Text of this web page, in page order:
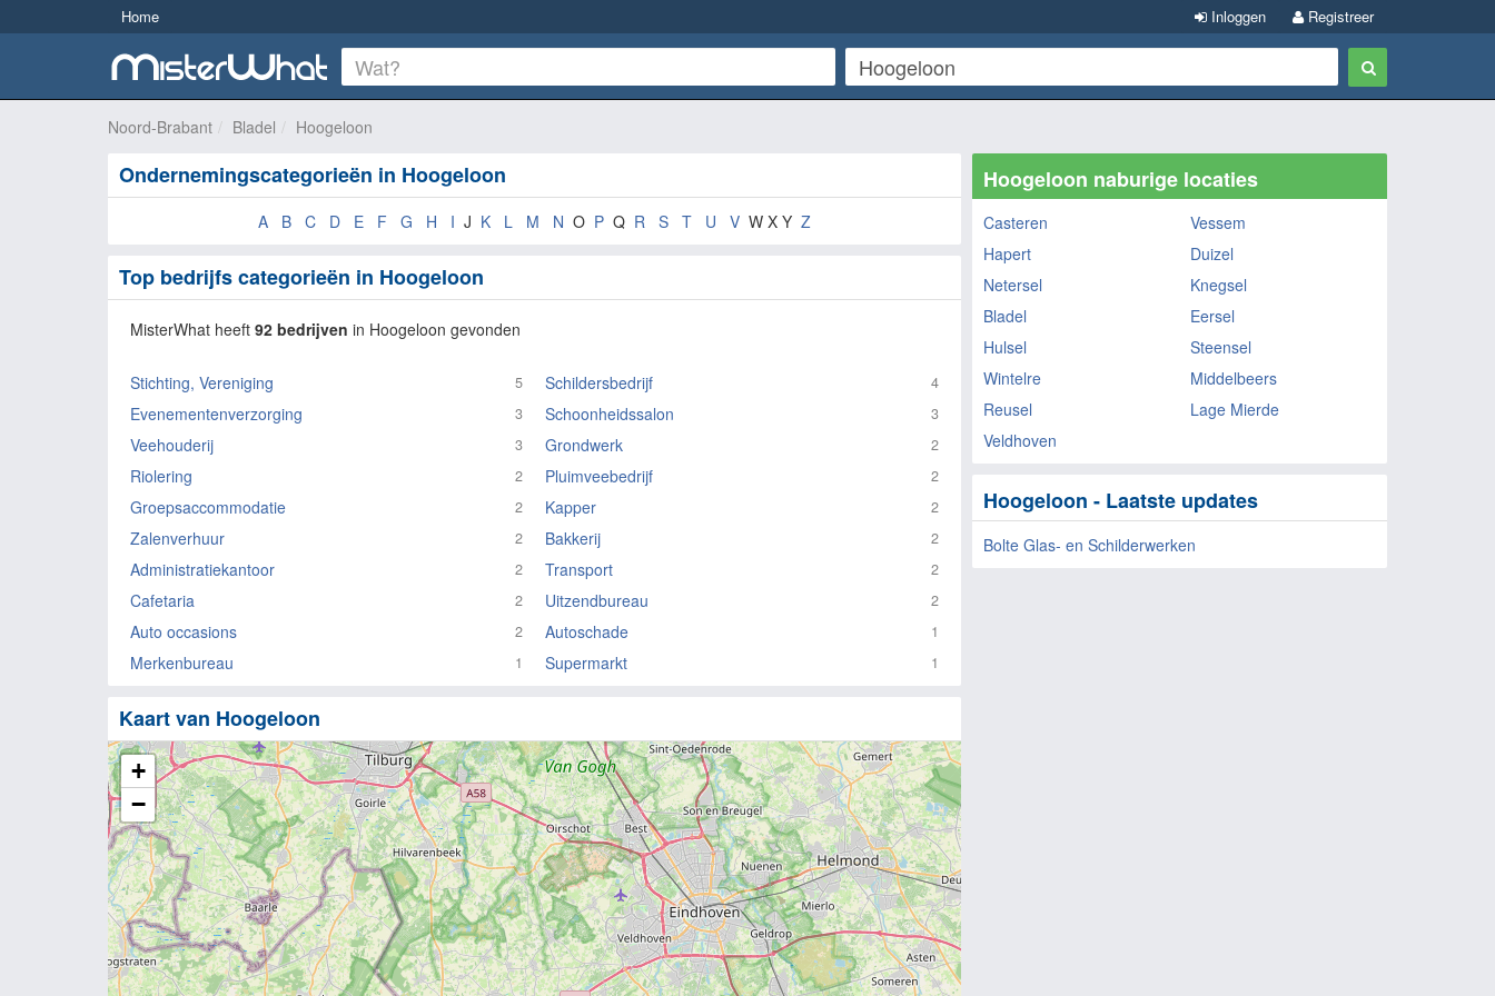
Home Registreer
Inloggen
Noord-Brabant Bladel Hoogeloon
Ondernemingscategorieën in Hoogeloon
A B C D E F G H I J K L M N O P Q R S T U V W X Y Z
Top bedrijfs categorieën in Hoogeloon
MisterWhat heeft 92 bedrijven in Hoogeloon gevonden
Stichting, Vereniging 5 Schildersbedrijf 4
Evenementenverzorging 3 Schoonheidssalon 3
Veehouderij 3 Grondwerk 2
Riolering 2 Pluimveebedrijf 2
Groepsaccommodatie 2 Kapper 2
Zalenverhuur 2 Bakkerij 2
Administratiekantoor 2 Transport 2
Cafetaria 2 Uitzendbureau 2
Auto occasions 2 Autoschade 1
Merkenbureau 1 Supermarkt 1
Kaart van Hoogeloon
+
−
Hoogeloon naburige locaties
Casteren
Vessem
Hapert
Duizel
Netersel
Knegsel
Bladel
Eersel
Hulsel
Steensel
Wintelre
Middelbeers
Reusel
Lage Mierde
Veldhoven
Hoogeloon - Laatste updates
Bolte Glas- en Schilderwerken